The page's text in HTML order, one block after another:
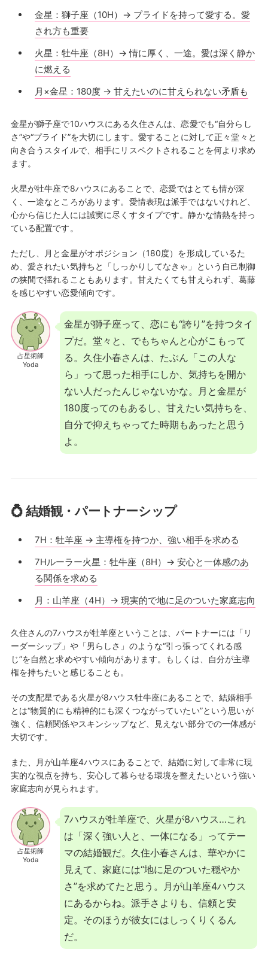
金星：獅子座（10H）→ プライドを持って愛する。愛
され方も重要
火星：牡牛座（8H）→ 情に厚く、一途。愛は深く静か
に燃える
月×金星：180度 → 甘えたいのに甘えられない矛盾も
金星が獅子座で10ハウスにある久住さんは、恋愛でも“自分らし
さ”や“プライド”を大切にします。愛することに対して正々堂々と
向き合うスタイルで、相手にリスペクトされることを何より求め
ます。
火星が牡牛座で8ハウスにあることで、恋愛ではとても情が深
く、一途なところがあります。愛情表現は派手ではないけれど、
心から信じた人には誠実に尽くすタイプです。静かな情熱を持っ
ている配置です。
ただし、月と金星がオポジション（180度）を形成しているた
め、愛されたい気持ちと「しっかりしてなきゃ」という自己制御
の狭間で揺れることもあります。甘えたくても甘えられず、葛藤
を感じやすい恋愛傾向です。
占星術師
Yoda
金星が獅子座って、恋にも“誇り”を持つタイ
プだ。堂々と、でもちゃんと心がこもって
る。久住小春さんは、たぶん「この人な
ら」って思った相手にしか、気持ちを開か
ない人だったんじゃないかな。月と金星が
180度ってのもあるし、甘えたい気持ちを、
自分で抑えちゃってた時期もあったと思う
よ。
💍 結婚観・パートナーシップ
7H：牡羊座 → 主導権を持つか、強い相手を求める
7Hルーラー火星：牡牛座（8H）→ 安心と一体感のあ
る関係を求める
月：山羊座（4H）→ 現実的で地に足のついた家庭志向
久住さんの7ハウスが牡羊座ということは、パートナーには「リ
ーダーシップ」や「男らしさ」のような“引っ張ってくれる感
じ”を自然と求めやすい傾向があります。もしくは、自分が主導
権を持ちたいと感じることも。
その支配星である火星が8ハウス牡牛座にあることで、結婚相手
とは“物質的にも精神的にも深くつながっていたい”という思いが
強く、信頼関係やスキンシップなど、見えない部分での一体感が
大切です。
また、月が山羊座4ハウスにあることで、結婚に対して非常に現
実的な視点を持ち、安心して暮らせる環境を整えたいという強い
家庭志向が見られます。
占星術師
Yoda
7ハウスが牡羊座で、火星が8ハウス…これ
は「深く強い人と、一体になる」ってテー
マの結婚観だ。久住小春さんは、華やかに
見えて、家庭には“地に足のついた穏やか
さ”を求めてたと思う。月が山羊座4ハウス
にあるからね。派手さよりも、信頼と安
定。そのほうが彼女にはしっくりくるん
だ。